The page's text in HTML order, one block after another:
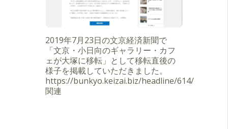
2019年7月23日の文京経済新聞で
「文京・小日向のギャラリー・カフ
ェが大塚に移転」として移転直後の
様子を掲載していただきました。
https://bunkyo.keizai.biz/headline/614/
関連